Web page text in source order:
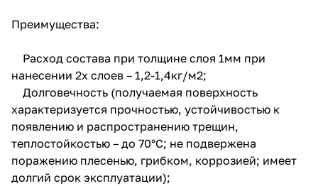
Преимущества:
Расход состава при толщине слоя 1мм при
нанесении 2х слоев – 1,2-1,4кг/м2;
Долговечность (получаемая поверхность
характеризуется прочностью, устойчивостью к
появлению и распространению трещин,
теплостойкостью – до 70°С; не подвержена
поражению плесенью, грибком, коррозией; имеет
долгий срок эксплуатации);